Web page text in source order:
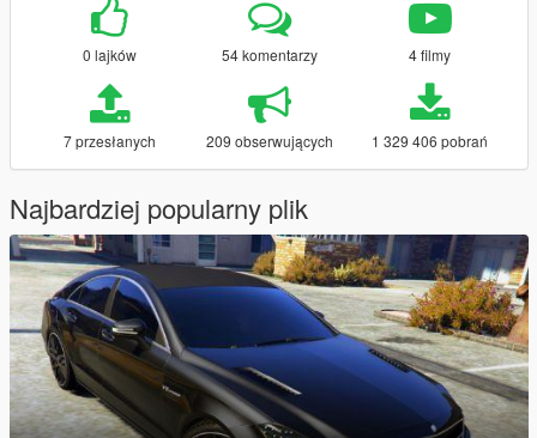
0 lajków 54 komentarzy 4 filmy
7 przesłanych 209 obserwujących 1 329 406 pobrań
Najbardziej popularny plik